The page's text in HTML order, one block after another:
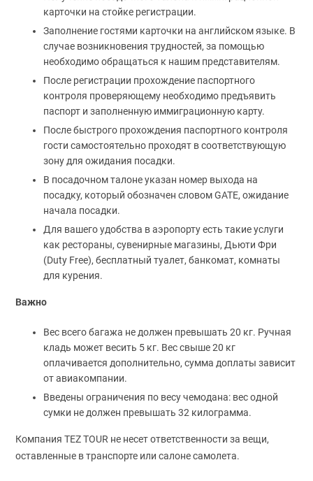
карточки на стойке регистрации.
Заполнение гостями карточки на английском языке. В
случае возникновения трудностей, за помощью
необходимо обращаться к нашим представителям.
После регистрации прохождение паспортного
контроля проверяющему необходимо предъявить
паспорт и заполненную иммиграционную карту.
После быстрого прохождения паспортного контроля
гости самостоятельно проходят в соответствующую
зону для ожидания посадки.
В посадочном талоне указан номер выхода на
посадку, который обозначен словом GATE, ожидание
начала посадки.
Для вашего удобства в аэропорту есть такие услуги
как рестораны, сувенирные магазины, Дьюти Фри
(Duty Free), бесплатный туалет, банкомат, комнаты
для курения.
Важно
Вес всего багажа не должен превышать 20 кг. Ручная
кладь может весить 5 кг. Вес свыше 20 кг
оплачивается дополнительно, сумма доплаты зависит
от авиакомпании.
Введены ограничения по весу чемодана: вес одной
сумки не должен превышать 32 килограмма.
Компания TEZ TOUR не несет ответственности за вещи,
оставленные в транспорте или салоне самолета.